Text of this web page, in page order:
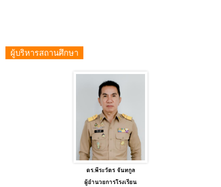
ผู้บริหารสถานศึกษา
นางสาวบุหรัน ขวัญพรม
รองผู้อำนวยการโรงเรียน